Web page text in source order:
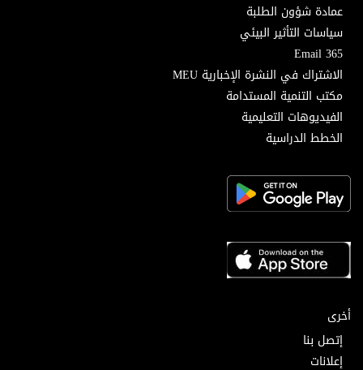
عمادة شؤون الطلبة
سياسات التأثير البيئي
Email 365
الاشتراك في النشرة الإخبارية MEU
مكتب التنمية المستدامة
الفيديوهات التعليمية
الخطط الدراسية
أخرى
إتصل بنا
إعلانات